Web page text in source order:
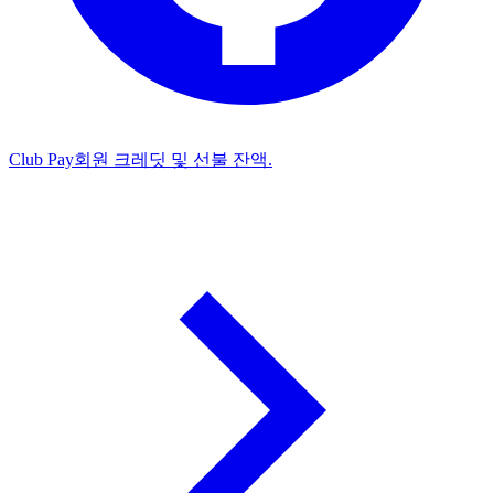
Club Pay회원 크레딧 및 선불 잔액.